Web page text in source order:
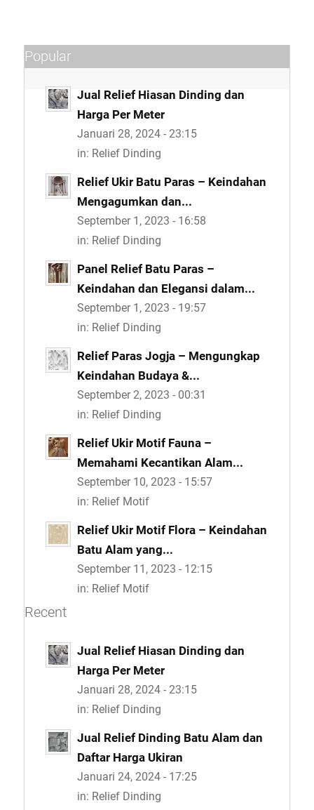
Popular
Jual Relief Hiasan Dinding dan
Harga Per Meter
Januari 28, 2024 - 23:15
in: Relief Dinding
Relief Ukir Batu Paras – Keindahan
Mengagumkan dan...
September 1, 2023 - 16:58
in: Relief Dinding
Panel Relief Batu Paras –
Keindahan dan Elegansi dalam...
September 1, 2023 - 19:57
in: Relief Dinding
Relief Paras Jogja – Mengungkap
Keindahan Budaya &...
September 2, 2023 - 00:31
in: Relief Dinding
Relief Ukir Motif Fauna –
Memahami Kecantikan Alam...
September 10, 2023 - 15:57
in: Relief Motif
Relief Ukir Motif Flora – Keindahan
Batu Alam yang...
September 11, 2023 - 12:15
in: Relief Motif
Recent
Jual Relief Hiasan Dinding dan
Harga Per Meter
Januari 28, 2024 - 23:15
in: Relief Dinding
Jual Relief Dinding Batu Alam dan
Daftar Harga Ukiran
Januari 24, 2024 - 17:25
in: Relief Dinding